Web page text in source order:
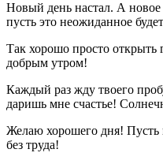
Новый день настал. А
пусть это неожиданное
Так хорошо просто открыть
добрым утром!
Каждый раз жду твоего
даришь мне счастье!
Желаю хорошего дня! Пусть
без труда!